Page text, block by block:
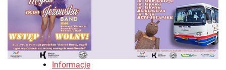
Informacje